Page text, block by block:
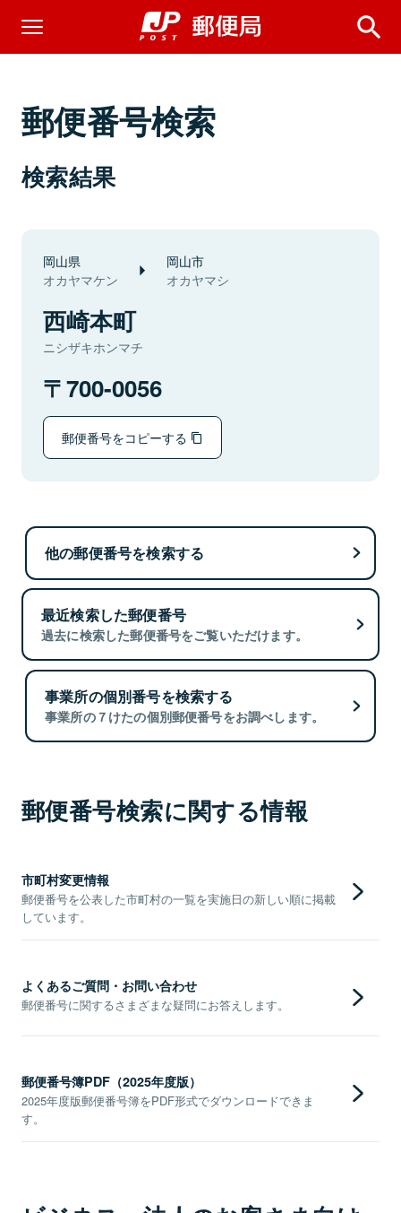
郵便番号検索
検索結果
岡山県
オカヤマケン
岡山市
オカヤマシ
西崎本町
ニシザキホンマチ
700-0056
郵便番号をコピーする
他の郵便番号を検索する
最近検索した郵便番号
過去に検索した郵便番号をご覧いただけます。
事業所の個別番号を検索する
事業所の７けたの個別郵便番号をお調べします。
郵便番号検索に関する情報
市町村変更情報
郵便番号を公表した市町村の一覧を実施日の新しい順に掲載
しています。
よくあるご質問・お問い合わせ
郵便番号に関するさまざまな疑問にお答えします。
郵便番号簿PDF（2025年度版）
2025年度版郵便番号簿をPDF形式でダウンロードできま
す。